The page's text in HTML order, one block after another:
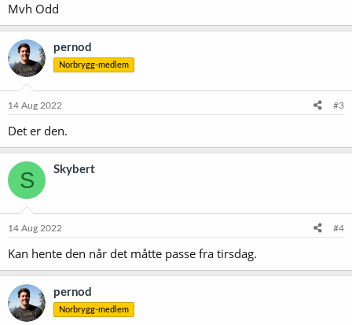
Mvh Odd
pernod
Norbrygg-medlem
14 Aug 2022 #3
Det er den.
S Skybert
14 Aug 2022 #4
Kan hente den når det måtte passe fra tirsdag.
pernod
Norbrygg-medlem